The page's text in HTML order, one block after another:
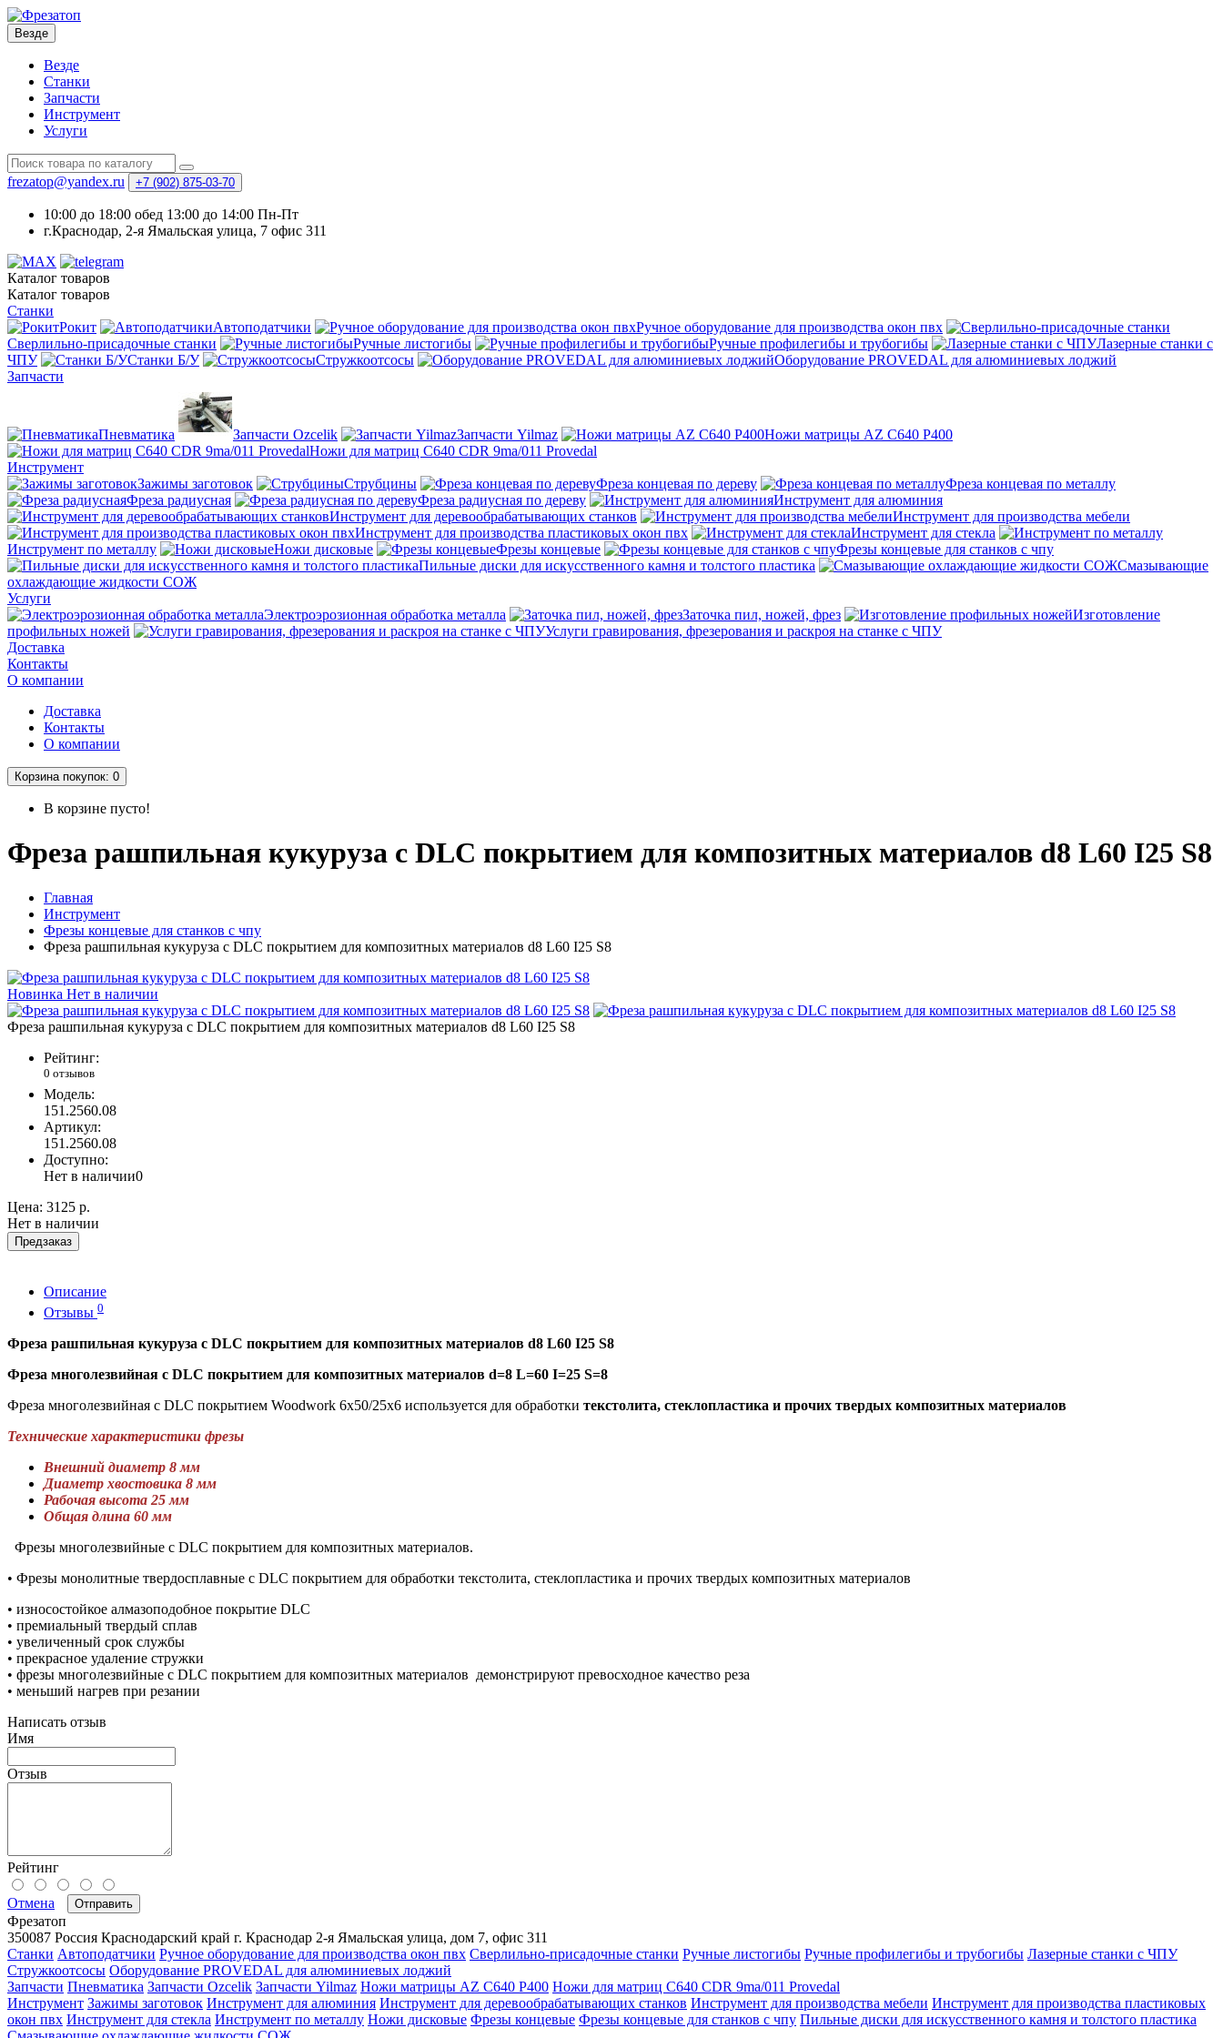
Везде
Везде
Станки
Запчасти
Инструмент
Услуги
frezatop@yandex.ru +7 (902) 875-03-70
10:00 до 18:00 обед 13:00 до 14:00 Пн-Пт
г.Краснодар, 2-я Ямальская улица, 7 офис 311
Каталог товаров
Каталог товаров
Станки
Рокит
Автоподатчики
Ручное оборудование для производства окон пвх
Сверлильно-присадочные станки
Ручные листогибы Ручные профилегибы и трубогибы
Лазерные станки с
ЧПУ
Станки Б/У Стружкоотсосы
Оборудование PROVEDAL для алюминиевых лоджий
Запчасти
Пневматика Запчасти Ozcelik Запчасти Yilmaz
Ножи матрицы AZ C640 P400
Ножи для матриц C640 CDR 9ma/011 Provedal
Инструмент
Зажимы заготовок
Струбцины Фреза концевая по дереву
Фреза концевая по металлу
Фреза радиусная
Фреза радиусная по дереву
Инструмент для алюминия
Инструмент для деревообрабатывающих станков
Инструмент для производства мебели
Инструмент для производства пластиковых окон пвх
Инструмент для стекла
Инструмент по металлу
Ножи дисковые Фрезы концевые
Фрезы концевые для станков с чпу
Пильные диски для искусственного камня и толстого пластика
Смазывающие
охлаждающие жидкости СОЖ
Услуги
Электроэрозионная обработка металла
Заточка пил, ножей, фрез
Изготовление
профильных ножей
Услуги гравирования, фрезерования и раскроя на станке с ЧПУ
Доставка
Контакты
О компании
Доставка
Контакты
О компании
Корзинапокупок: 0
В корзине пусто!
Фреза рашпильная кукуруза с DLC покрытием для композитных материалов d8 L60 I25 S8
Главная
Инструмент
Фрезы концевые для станков с чпу
Фреза рашпильная кукуруза с DLC покрытием для композитных материалов d8 L60 I25 S8
Новинка Нет в наличии
Фреза рашпильная кукуруза с DLC покрытием для композитных материалов d8 L60 I25 S8
Рейтинг:
0 отзывов
Модель:
151.2560.08
Артикул:
151.2560.08
Доступно:
Нет в наличии0
Цена: 3125 р.
Нет в наличии
Предзаказ
Описание
Отзывы 0
Фреза рашпильная кукуруза с DLC покрытием для композитных материалов d8 L60 I25 S8
Фреза многолезвийная с DLC покрытием для композитных материалов d=8 L=60 I=25 S=8
Фреза многолезвийная с DLC покрытием Woodwork 6х50/25х6 используется для обработки текстолита, стеклопластика и прочих твердых композитных материалов
Технические характеристики фрезы
Внешний диаметр 8 мм
Диаметр хвостовика 8 мм
Рабочая высота 25 мм
Общая длина 60 мм
Фрезы многолезвийные с DLC покрытием для композитных материалов.
• Фрезы монолитные твердосплавные с DLC покрытием для обработки текстолита, стеклопластика и прочих твердых композитных материалов
• износостойкое алмазоподобное покрытие DLC
• премиальный твердый сплав
• увеличенный срок службы
• прекрасное удаление стружки
• фрезы многолезвийные с DLC покрытием для композитных материалов демонстрируют превосходное качество реза
• меньший нагрев при резании
Написать отзыв
Имя
Отзыв
Рейтинг
Отмена Отправить
Фрезатоп
350087 Россия Краснодарский край г. Краснодар 2-я Ямальская улица, дом 7, офис 311
Станки Автоподатчики Ручное оборудование для производства окон пвх Сверлильно-присадочные станки Ручные листогибы Ручные профилегибы и трубогибы Лазерные станки с ЧПУ
Стружкоотсосы Оборудование PROVEDAL для алюминиевых лоджий
Запчасти Пневматика Запчасти Ozcelik Запчасти Yilmaz Ножи матрицы AZ C640 P400 Ножи для матриц C640 CDR 9ma/011 Provedal
Инструмент Зажимы заготовок Инструмент для алюминия Инструмент для деревообрабатывающих станков Инструмент для производства мебели Инструмент для производства пластиковых
окон пвх Инструмент для стекла Инструмент по металлу Ножи дисковые Фрезы концевые Фрезы концевые для станков с чпу Пильные диски для искусственного камня и толстого пластика